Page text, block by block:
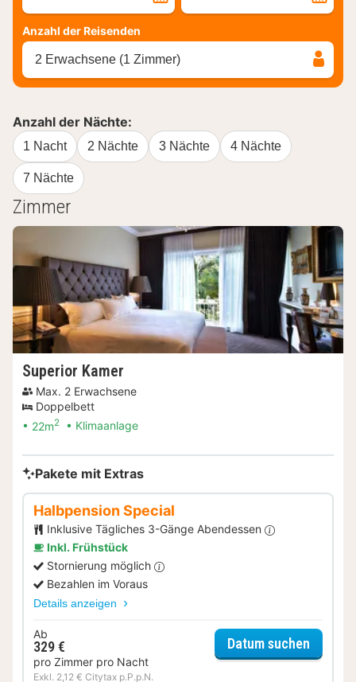
Anzahl der Reisenden
2 Erwachsene (1 Zimmer)
Anzahl der Nächte:
1 Nacht 2 Nächte 3 Nächte 4 Nächte
7 Nächte
Zimmer
Superior Kamer
Max. 2 Erwachsene
Doppelbett
22m2 Klimaanlage
Pakete mit Extras
Halbpension Special
Inklusive Tägliches 3-Gänge Abendessen
Inkl. Frühstück
Stornierung möglich
Bezahlen im Voraus
Details anzeigen
Ab
329 €
pro Zimmer pro Nacht
Exkl. 2,12 € Citytax p.P.p.N.
Datum suchen